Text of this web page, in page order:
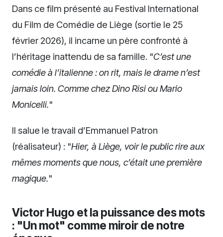
Dans ce film présenté au Festival International
du Film de Comédie de Liège (sortie le 25
février 2026), il incarne un père confronté à
l’héritage inattendu de sa famille. "C’est une
comédie à l’italienne : on rit, mais le drame n’est
jamais loin. Comme chez Dino Risi ou Mario
Monicelli."
Il salue le travail d’Emmanuel Patron
(réalisateur) : "Hier, à Liège, voir le public rire aux
mêmes moments que nous, c’était une première
magique."
Victor Hugo et la puissance des mots
: "Un mot" comme miroir de notre